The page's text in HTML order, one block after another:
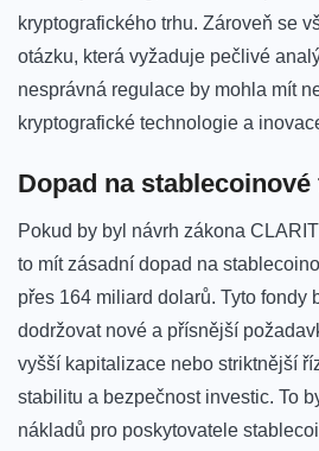
kryptografického trhu. Zároveň se
otázku, která vyžaduje pečlivé
nesprávná regulace by mohla mít
kryptografické technologie a
Dopad na​ stablecoinové
Pokud by byl návrh zákona
to mít zásadní dopad na
přes 164 miliard ⁤dolarů. Tyto fondy
dodržovat nové‌ a přísnější
vyšší ​kapitalizace nebo striktnější
stabilitu a bezpečnost ‍investic. To
nákladů pro poskytovatele